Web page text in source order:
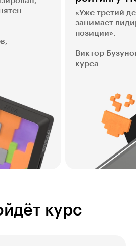
«Уже третий
занимает
позиции».
Виктор
курса
курс